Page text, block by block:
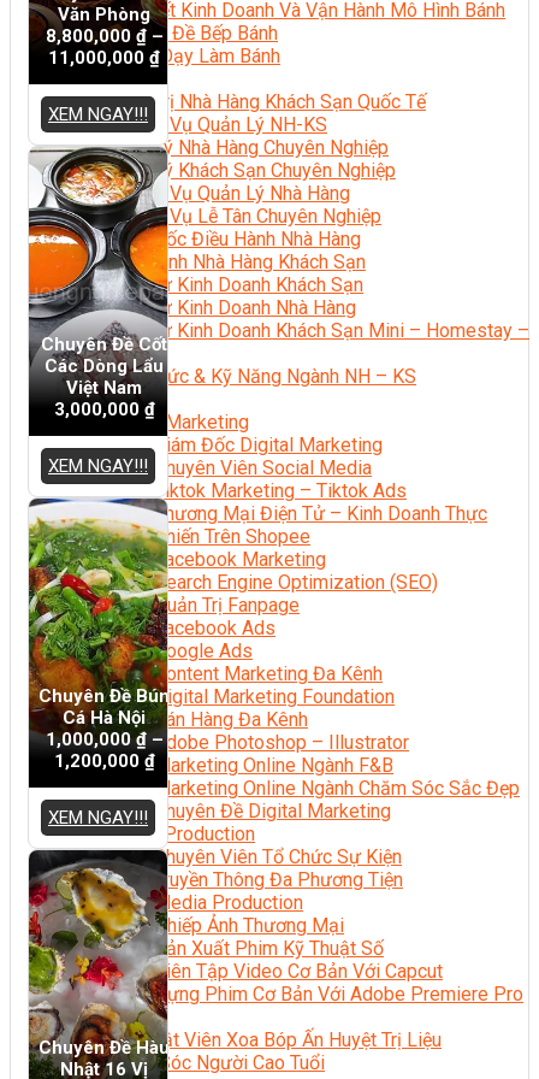
Bí Quyết Kinh Doanh Và Vận Hành Mô Hình Bánh
Chuyên Đề Bếp Bánh
Video Dạy Làm Bánh
Quản Trị NHKS
Quản Trị Nhà Hàng Khách Sạn Quốc Tế
Nghiệp Vụ Quản Lý NH-KS
Quản Lý Nhà Hàng Chuyên Nghiệp
Quản Lý Khách Sạn Chuyên Nghiệp
Nghiệp Vụ Quản Lý Nhà Hàng
Nghiệp Vụ Lễ Tân Chuyên Nghiệp
Giám Đốc Điều Hành Nhà Hàng
Tiếng Anh Nhà Hàng Khách Sạn
Khởi Sự Kinh Doanh Khách Sạn
Khởi Sự Kinh Doanh Nhà Hàng
Khởi Sự Kinh Doanh Khách Sạn Mini – Homestay –
AirBnB
Kiến Thức & Kỹ Năng Ngành NH – KS
Marketing
Digital Marketing
Giám Đốc Digital Marketing
Chuyên Viên Social Media
Tiktok Marketing – Tiktok Ads
Thương Mại Điện Tử – Kinh Doanh Thực
Chiến Trên Shopee
Facebook Marketing
Search Engine Optimization (SEO)
Quản Trị Fanpage
Facebook Ads
Google Ads
Content Marketing Đa Kênh
Digital Marketing Foundation
Bán Hàng Đa Kênh
Adobe Photoshop – Illustrator
Marketing Online Ngành F&B
Marketing Online Ngành Chăm Sóc Sắc Đẹp
Chuyên Đề Digital Marketing
Media Production
Chuyên Viên Tổ Chức Sự Kiện
Truyền Thông Đa Phương Tiện
Media Production
Nhiếp Ảnh Thương Mại
Sản Xuất Phim Kỹ Thuật Số
Biên Tập Video Cơ Bản Với Capcut
Dựng Phim Cơ Bản Với Adobe Premiere Pro
Sức Khỏe
Kỹ Thuật Viên Xoa Bóp Ấn Huyệt Trị Liệu
Chăm Sóc Người Cao Tuổi
Văn Phòng
8,800,000 ₫–
11,000,000 ₫
XEM NGAY!!!
Chuyên Đề Cốt
Các Dòng Lẩu
Việt Nam
3,000,000 ₫
XEM NGAY!!!
Chuyên Đề Bún
Cá Hà Nội
1,000,000₫–
1,200,000 ₫
XEM NGAY!!!
Chuyên Đề Hàu
Nhật 16 Vị